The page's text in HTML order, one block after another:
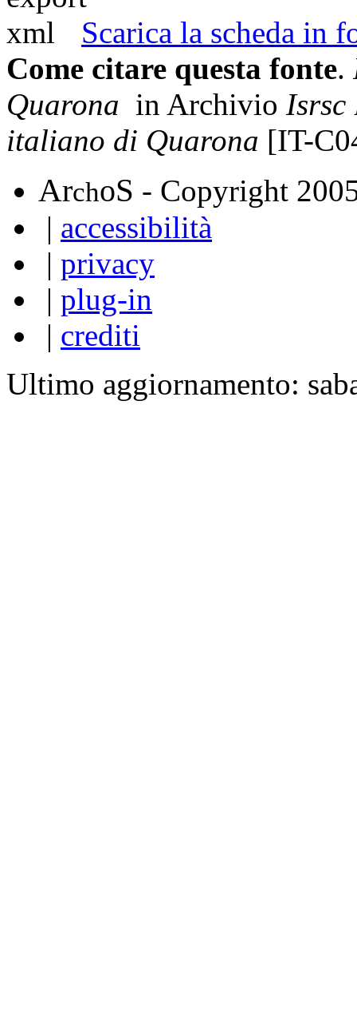
Scarica la scheda in
Come citare questa fonte.
Quarona in Archivio Isrsc
italiano di Quarona [IT-
ArchoS - Copyright
| accessibilità
| privacy
| plug-in
| crediti
Ultimo aggiornamento: